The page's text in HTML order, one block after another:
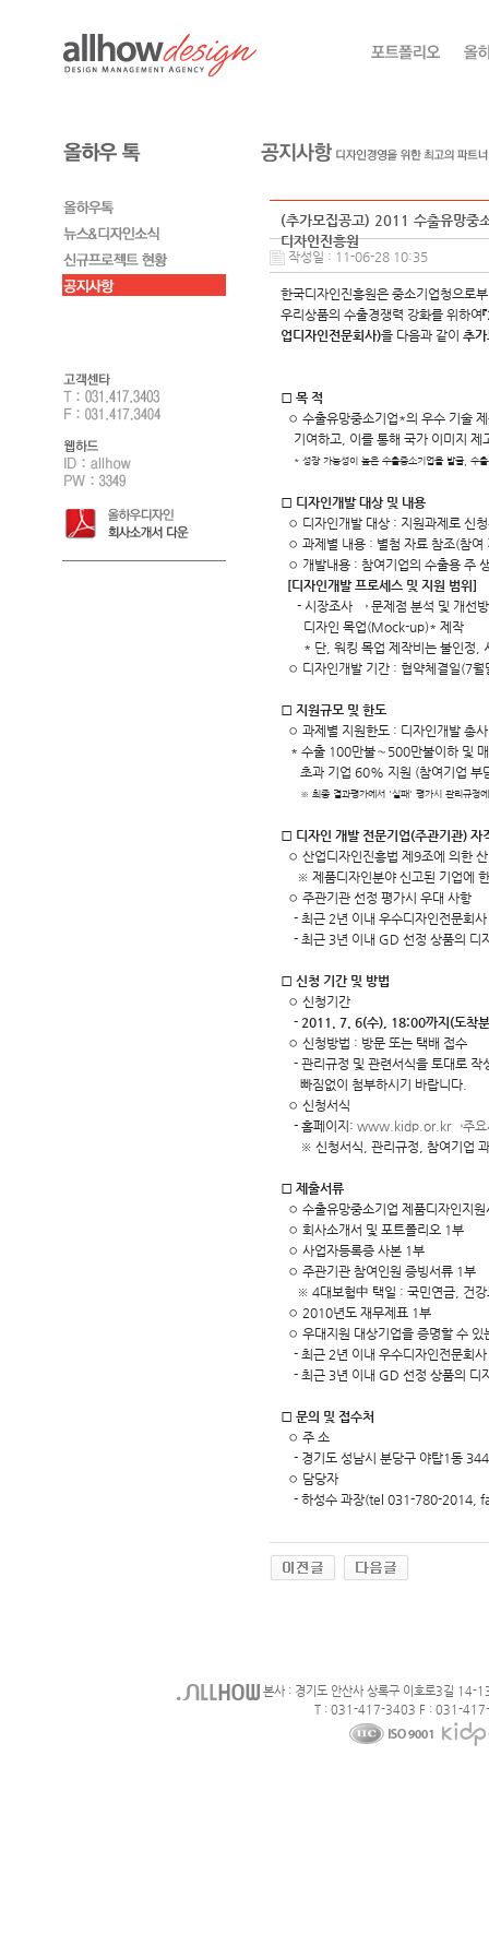
(추가모집공고) 2011 수출유망중
디자인진흥원
작성일 : 11-06-28 10:35
한국디자인진흥원은 중소기업청으로
우리상품의 수출경쟁력 강화를 위하여
업디자인전문회사)을 다음과 같이 추
□ 목 적
◦ 수출유망중소기업*의 우수 기술
기여하고, 이를 통해 국가 이미지 제
* 성장 가능성이 높은 수출중소기업을 발굴, 수
□ 디자인개발 대상 및 내용
◦ 디자인개발 대상 : 지원과제로 신
◦ 과제별 내용 : 별첨 자료 참조(참여
◦ 개발내용 : 참여기업의 수출용 주
[디자인개발 프로세스 및 지원 범위]
- 시장조사 → 문제점 분석 및 개선
디자인 목업(Mock-up)* 제작
* 단, 워킹 목업 제작비는 불인정,
◦ 디자인개발 기간 : 협약체결일(7
□ 지원규모 및 한도
◦ 과제별 지원한도 : 디자인개발 총
* 수출 100만불～500만불이하 및
초과 기업 60% 지원 (참여기업 부
※ 최종 결과평가에서 '실패' 평가시 관리규정
□ 디자인 개발 전문기업(주관기관) 자
◦ 산업디자인진흥법 제9조에 의한
※ 제품디자인분야 신고된 기업에
◦ 주관기관 선정 평가시 우대 사항
- 최근 2년 이내 우수디자인전문회
- 최근 3년 이내 GD 선정 상품의 디
□ 신청 기간 및 방법
◦ 신청기간
- 2011. 7. 6(수), 18:00까지(도착
◦ 신청방법 : 방문 또는 택배 접수
- 관리규정 및 관련서식을 토대로 작
빠짐없이 첨부하시기 바랍니다.
◦ 신청서식
- 홈페이지: www.kidp.or.kr→주요
※ 신청서식, 관리규정, 참여기업 과
□ 제출서류
◦ 수출유망중소기업 제품디자인지
◦ 회사소개서 및 포트폴리오 1부
◦ 사업자등록증 사본 1부
◦ 주관기관 참여인원 증빙서류 1부
※ 4대보험中 택일 : 국민연금, 건강
◦ 2010년도 재무제표 1부
◦ 우대지원 대상기업을 증명할 수 있
- 최근 2년 이내 우수디자인전문회
- 최근 3년 이내 GD 선정 상품의 디
□ 문의 및 접수처
◦ 주 소
- 경기도 성남시 분당구 야탑1동
◦ 담당자
- 하성수 과장(tel 031-780-2014,
본사 : 경기도 안산사 상록구 이호로3길 14-
T : 031-417-3403 F : 031-